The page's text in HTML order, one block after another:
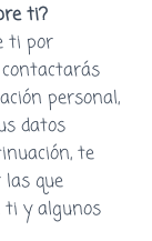
ti?
ti por
personal,
datos
te
que
ti y algunos